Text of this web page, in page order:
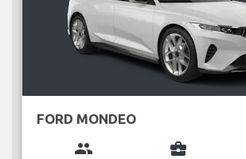
FORD MONDEO
group business_center